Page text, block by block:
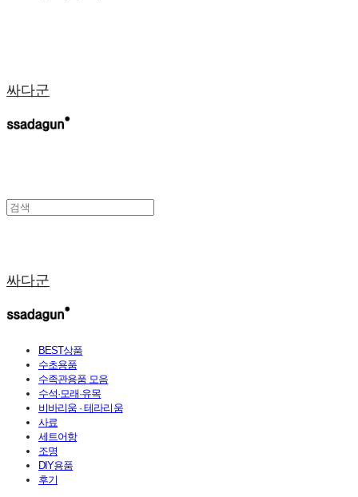
싸다군
싸다군
BEST상품
수초용품
수족관용품 모음
수석·모래·유목
비바리움 · 테라리움
사료
세트어항
조명
DIY용품
후기